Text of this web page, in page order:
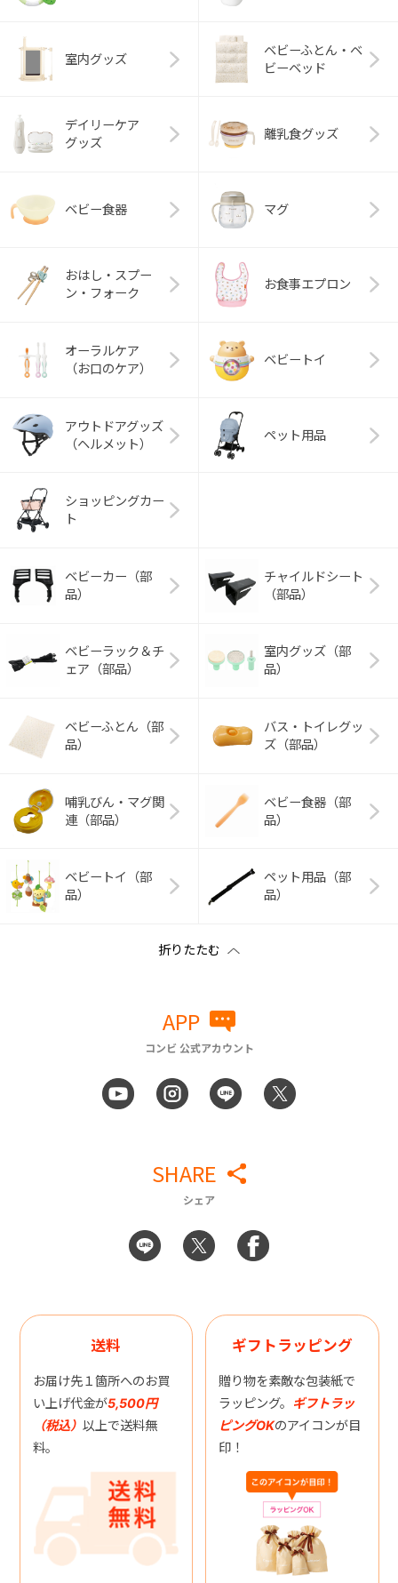
室内グッズ
ベビーふとん・ベ
ビーベッド
デイリーケア
グッズ
離乳食グッズ
ベビー食器 マグ
おはし・スプー
ン・フォーク
お食事エプロン
オーラルケア
（お口のケア）
ベビートイ
アウトドアグッズ
（ヘルメット）
ペット用品
ショッピングカー
ト
ベビーカー（部
品）
チャイルドシート
（部品）
ベビーラック＆チ
ェア（部品）
室内グッズ（部
品）
ベビーふとん（部
品）
バス・トイレグッ
ズ（部品）
哺乳びん・マグ関
連（部品）
ベビー食器（部
品）
ベビートイ（部
品）
ペット用品（部
品）
APP
コンビ 公式アカウント
SHARE
シェア
送料
お届け先１箇所へのお買
い上げ代金が5,500円
（税込） 以上で送料無
料。
ギフトラッピング
贈り物を素敵な包装紙で
ラッピング。 ギフトラッ
ピングOKのアイコンが目
印！